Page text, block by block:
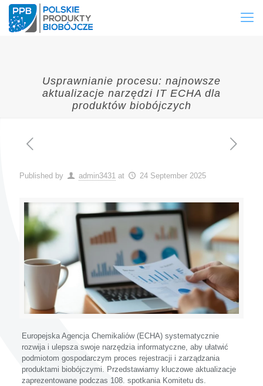
Usprawnianie procesu: najnowsze
aktualizacje narzędzi IT ECHA dla
produktów biobójczych
Published by admin3431 at 24 September 2025
Europejska Agencja Chemikaliów (ECHA) systematycznie
rozwija i ulepsza swoje narzędzia informatyczne, aby ułatwić
podmiotom gospodarczym proces rejestracji i zarządzania
produktami biobójczymi. Przedstawiamy kluczowe aktualizacje
zaprezentowane podczas 108. spotkania Komitetu ds.